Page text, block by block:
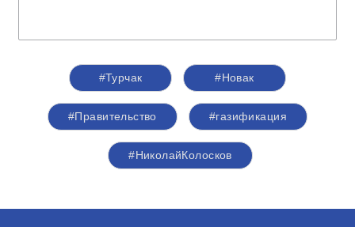
#Турчак #Новак
#Правительство #газификация
#НиколайКолосков